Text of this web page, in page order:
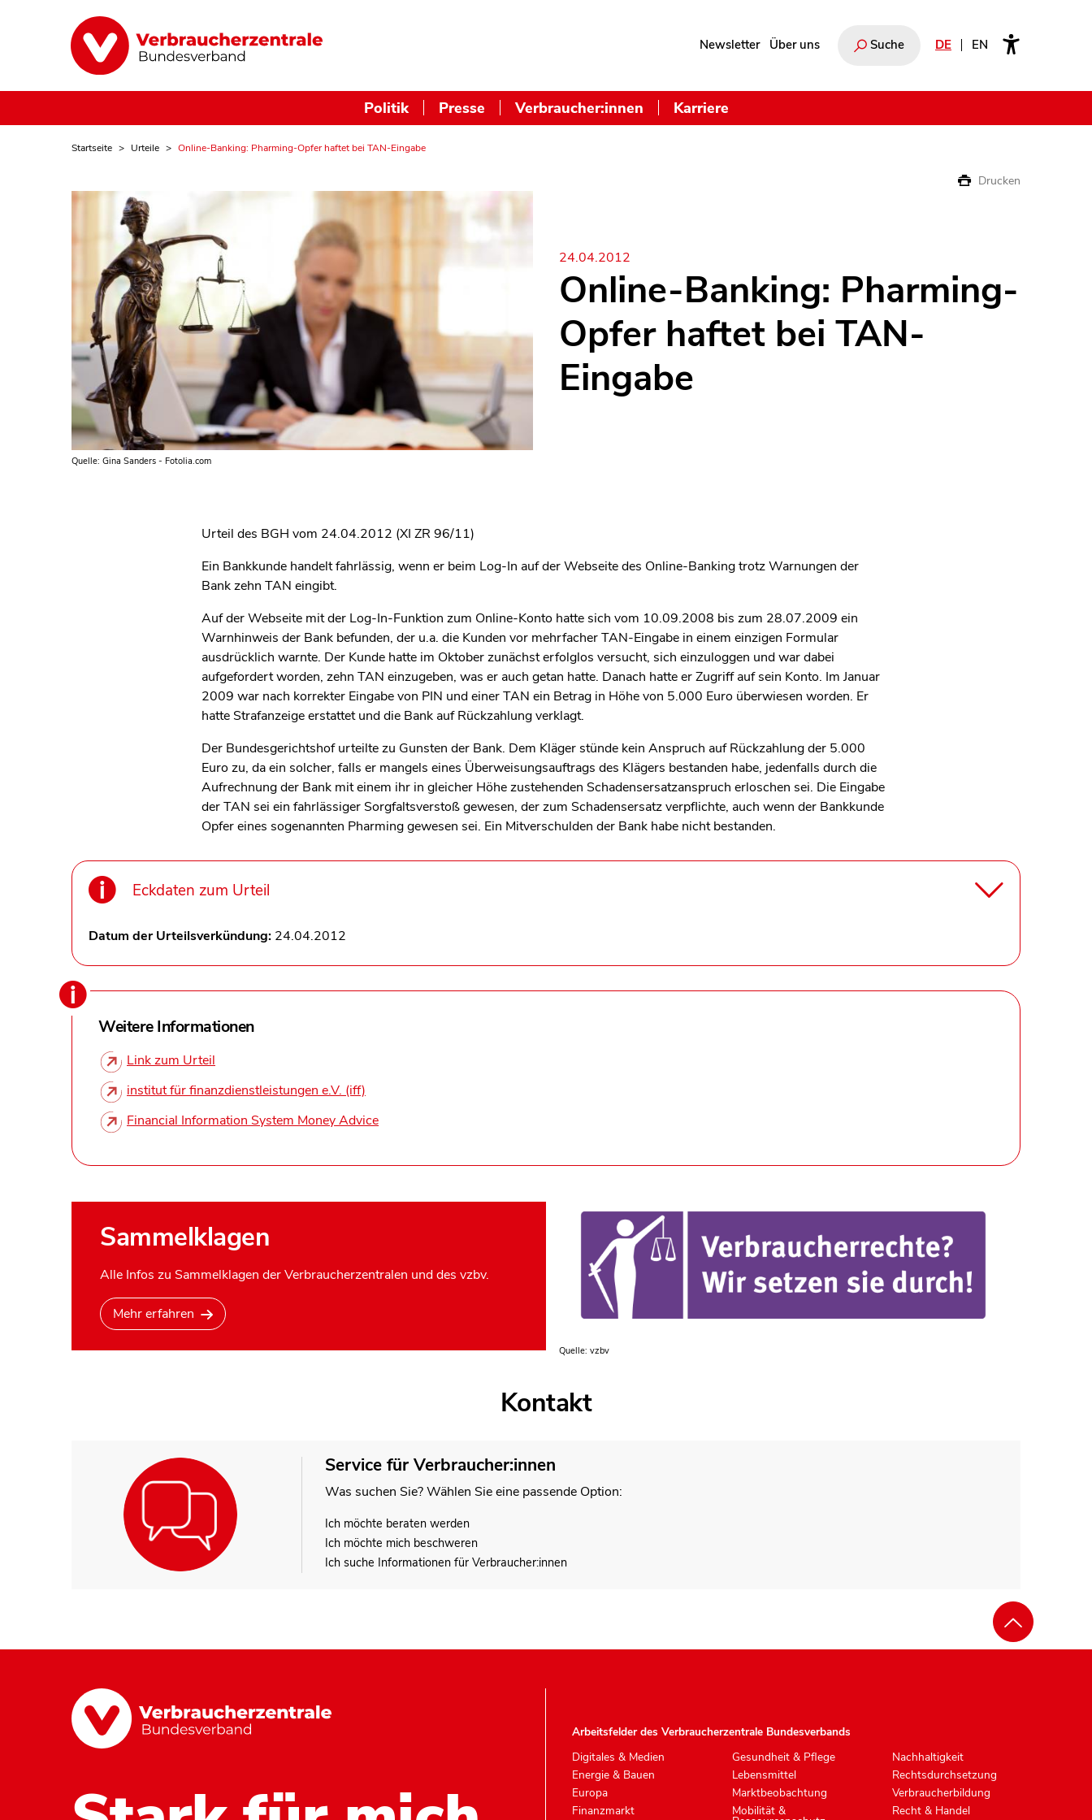
Newsletter Über uns Suche DE EN
Politik Presse Verbraucher:innen Karriere
Startseite Urteile Online-Banking: Pharming-Opfer haftet bei TAN-Eingabe
Drucken
Quelle: Gina Sanders - Fotolia.com
24.04.2012
Online-Banking: Pharming-
Opfer haftet bei TAN-
Eingabe
Urteil des BGH vom 24.04.2012 (XI ZR 96/11)
Ein Bankkunde handelt fahrlässig, wenn er beim Log-In auf der Webseite des Online-Banking trotz Warnungen der
Bank zehn TAN eingibt.
Auf der Webseite mit der Log-In-Funktion zum Online-Konto hatte sich vom 10.09.2008 bis zum 28.07.2009 ein
Warnhinweis der Bank befunden, der u.a. die Kunden vor mehrfacher TAN-Eingabe in einem einzigen Formular
ausdrücklich warnte. Der Kunde hatte im Oktober zunächst erfolglos versucht, sich einzuloggen und war dabei
aufgefordert worden, zehn TAN einzugeben, was er auch getan hatte. Danach hatte er Zugriff auf sein Konto. Im Januar
2009 war nach korrekter Eingabe von PIN und einer TAN ein Betrag in Höhe von 5.000 Euro überwiesen worden. Er
hatte Strafanzeige erstattet und die Bank auf Rückzahlung verklagt.
Der Bundesgerichtshof urteilte zu Gunsten der Bank. Dem Kläger stünde kein Anspruch auf Rückzahlung der 5.000
Euro zu, da ein solcher, falls er mangels eines Überweisungsauftrags des Klägers bestanden habe, jedenfalls durch die
Aufrechnung der Bank mit einem ihr in gleicher Höhe zustehenden Schadensersatzanspruch erloschen sei. Die Eingabe
der TAN sei ein fahrlässiger Sorgfaltsverstoß gewesen, der zum Schadensersatz verpflichte, auch wenn der Bankkunde
Opfer eines sogenannten Pharming gewesen sei. Ein Mitverschulden der Bank habe nicht bestanden.
Eckdaten zum Urteil
Datum der Urteilsverkündung: 24.04.2012
Weitere Informationen
Link zum Urteil
institut für finanzdienstleistungen e.V. (iff)
Financial Information System Money Advice
Sammelklagen
Alle Infos zu Sammelklagen der Verbraucherzentralen und des vzbv.
Mehr erfahren
Quelle: vzbv
Kontakt
Service für Verbraucher:innen
Was suchen Sie? Wählen Sie eine passende Option:
Ich möchte beraten werden
Ich möchte mich beschweren
Ich suche Informationen für Verbraucher:innen
Arbeitsfelder des Verbraucherzentrale Bundesverbands
Digitales & Medien
Energie & Bauen
Europa
Finanzmarkt
Gesundheit & Pflege
Lebensmittel
Marktbeobachtung
Mobilität &
Nachhaltigkeit
Rechtsdurchsetzung
Verbraucherbildung
Recht & Handel